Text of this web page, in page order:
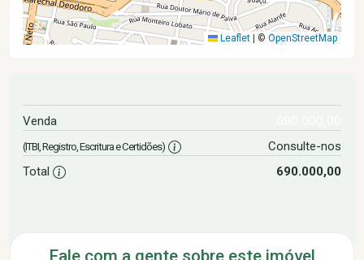
Leaflet © OpenStreetMap
Venda
(ITBI, Registro, Escritura e Certidões)
Consulte-nos
Total
690.000,00
Fale com a gente sobre este imóvel